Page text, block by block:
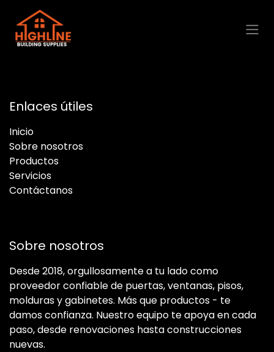
Ir al contenido
Enlaces útiles
Inicio
Sobre nosotros
Productos
Servicios
Contáctanos
Sobre nosotros
Desde 2018, orgullosamente a tu lado como
proveedor confiable de puertas, ventanas, pisos,
molduras y gabinetes. Más que productos - te
damos confianza. Nuestro equipo te apoya en cada
paso, desde renovaciones hasta construcciones
nuevas.